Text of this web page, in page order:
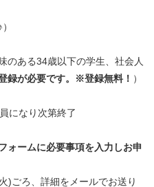
のある34歳以下の学生、社会人
録が必要です。※登録無料！ ）
なり次第終了
ォームに必要事項を入力しお申
)ごろ、詳細をメールでお送り